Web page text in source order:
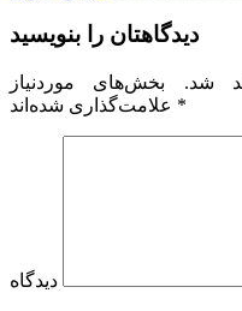
دیدگاهتان را بنویسید
شد. بخش‌های موردنیاز
*
دیدگاه